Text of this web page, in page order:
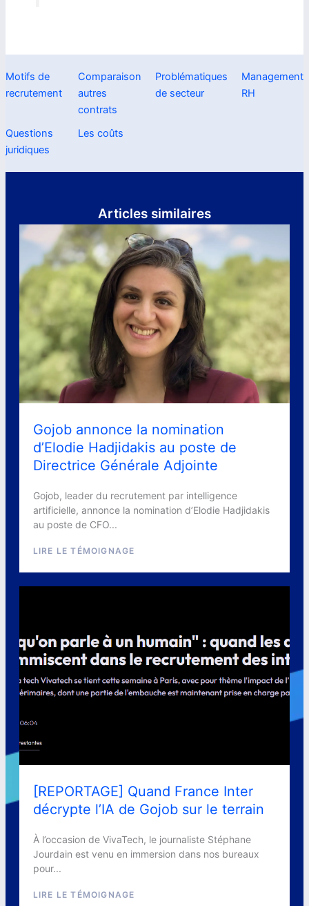
Motifs de
recrutement
Comparaison
autres
contrats
Problématiques
de secteur
Management
RH
Questions
juridiques
Les coûts
Articles similaires
Gojob annonce la nomination
d’Elodie Hadjidakis au poste de
Directrice Générale Adjointe
Gojob, leader du recrutement par intelligence
artificielle, annonce la nomination d’Elodie Hadjidakis
au poste de CFO...
LIRE LE TÉMOIGNAGE
[REPORTAGE] Quand France Inter
décrypte l’IA de Gojob sur le terrain
À l’occasion de VivaTech, le journaliste Stéphane
Jourdain est venu en immersion dans nos bureaux
pour...
LIRE LE TÉMOIGNAGE